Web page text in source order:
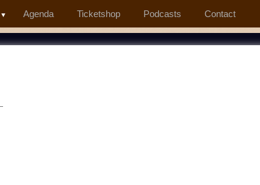
Agenda Ticketshop Podcasts Contact